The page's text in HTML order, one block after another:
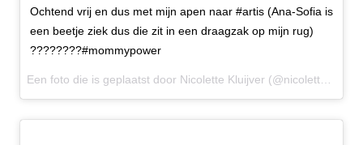
Ochtend vrij en dus met mijn apen naar #artis (Ana-Sofia is
een beetje ziek dus die zit in een draagzak op mijn rug)
????????#mommypower